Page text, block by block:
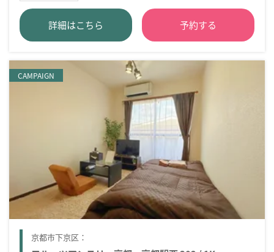
詳細はこちら 予約する
CAMPAIGN
京都市下京区：